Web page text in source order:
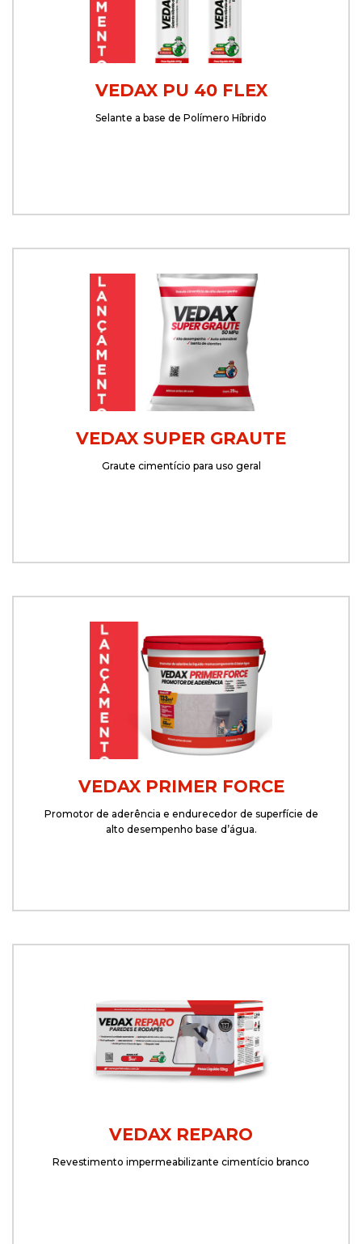
VEDAX PU 40 FLEX
Selante a base de Polímero Híbrido
VEDAX SUPER GRAUTE
Graute cimentício para uso geral
VEDAX PRIMER FORCE
Promotor de aderência e endurecedor de superfície de
alto desempenho base d’água.
VEDAX REPARO
Revestimento impermeabilizante cimentício branco